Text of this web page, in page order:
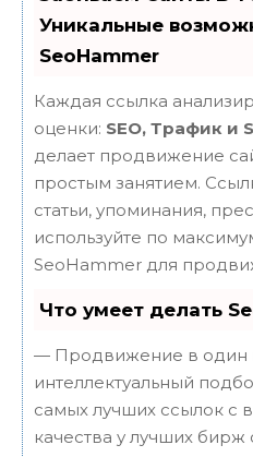
Уникальные
SeoHammer
Каждая ссылка
оценки: SEO, Трафик и
делает продвижение
простым занятием.
статьи, упоминания,
используйте по
SeoHammer для
Что умеет делать
— Продвижение в один
интеллектуальный
самых лучших ссылок с
качества у лучших бирж